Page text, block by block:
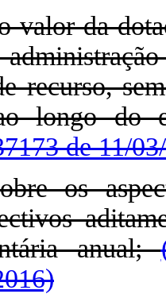
valor da
recurso,
longo do
de 11/
os
anual;